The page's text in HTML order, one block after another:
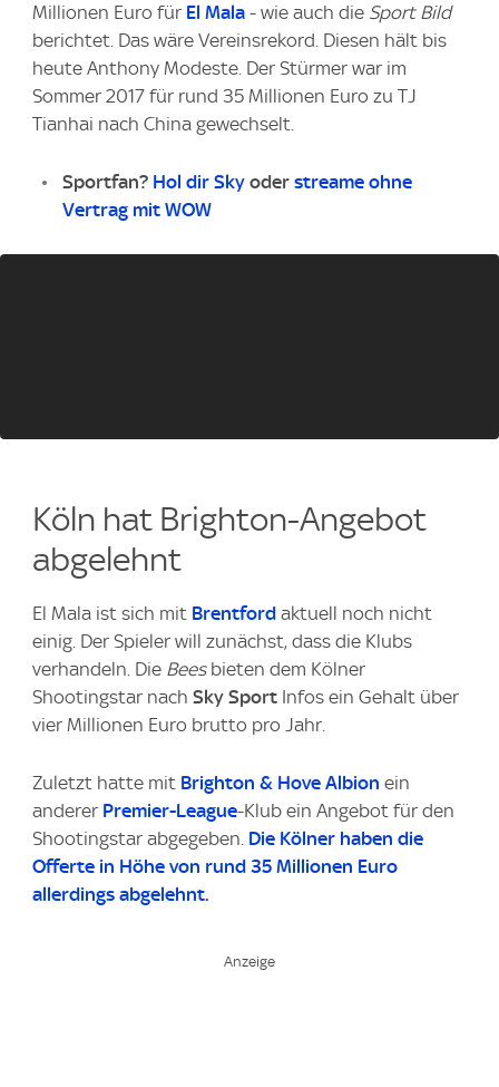
Millionen Euro für El Mala - wie auch die Sport Bild
berichtet. Das wäre Vereinsrekord. Diesen hält bis
heute Anthony Modeste. Der Stürmer war im
Sommer 2017 für rund 35 Millionen Euro zu TJ
Tianhai nach China gewechselt.
Sportfan? Hol dir Sky oder streame ohne
Vertrag mit WOW
Köln hat Brighton-Angebot
abgelehnt
El Mala ist sich mit Brentford aktuell noch nicht
einig. Der Spieler will zunächst, dass die Klubs
verhandeln. Die Bees bieten dem Kölner
Shootingstar nach Sky Sport Infos ein Gehalt über
vier Millionen Euro brutto pro Jahr.
Zuletzt hatte mit Brighton & Hove Albion ein
anderer Premier-League-Klub ein Angebot für den
Shootingstar abgegeben. Die Kölner haben die
Offerte in Höhe von rund 35 Millionen Euro
allerdings abgelehnt.